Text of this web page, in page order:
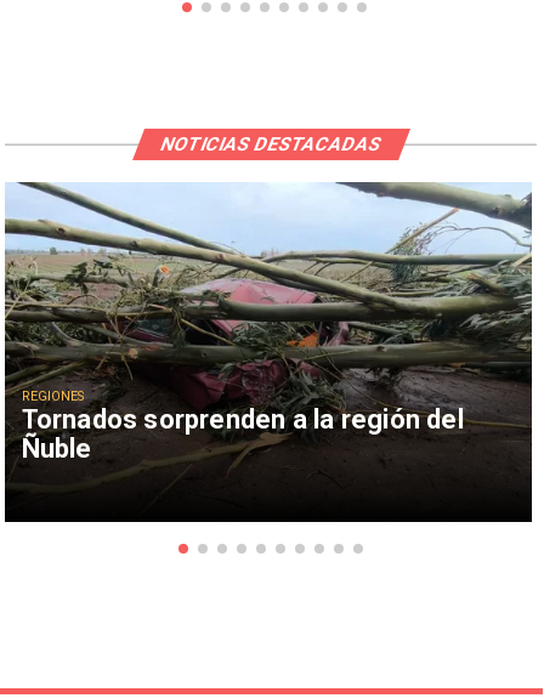
Tornados sorprenden a la región del
Ñuble
REGIONES
NOTICIAS DESTACADAS